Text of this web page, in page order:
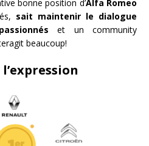
bonne position d’Alfa Romeo
sait maintenir le dialogue
et un community
beaucoup!